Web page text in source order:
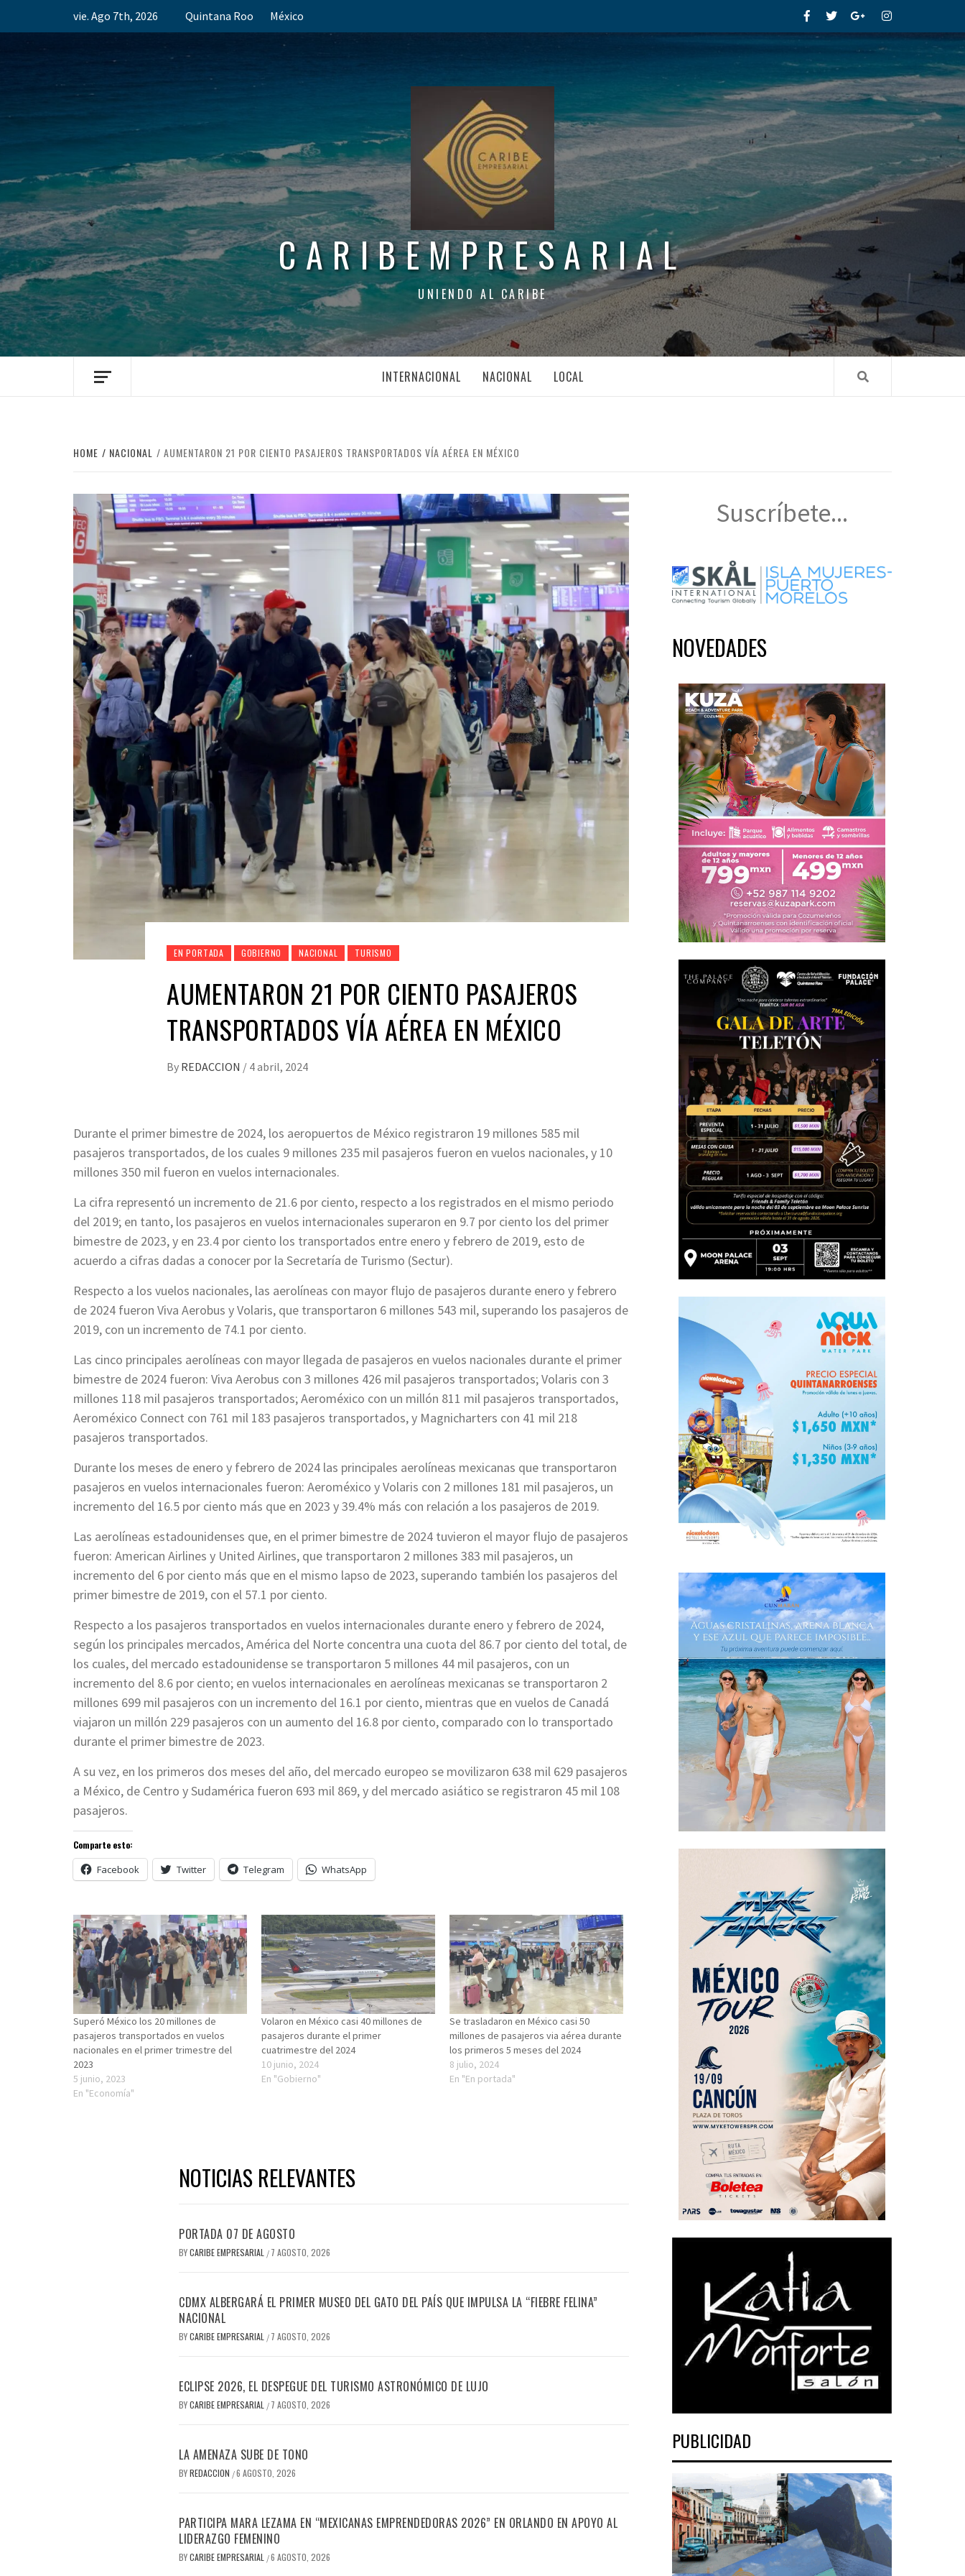
vie. Ago 7th, 2026 Quintana Roo México FacebookTwitterGoogle+Instagram
CARIBEMPRESARIAL
UNIENDO AL CARIBE
INTERNACIONAL NACIONAL LOCAL
HOME NACIONAL AUMENTARON 21 POR CIENTO PASAJEROS TRANSPORTADOS VÍA AÉREA EN MÉXICO
EN PORTADA GOBIERNO NACIONAL TURISMO
AUMENTARON 21 POR CIENTO PASAJEROS
TRANSPORTADOS VÍA AÉREA EN MÉXICO
By REDACCION / 4 abril, 2024
Durante el primer bimestre de 2024, los aeropuertos de México registraron 19 millones 585 mil
pasajeros transportados, de los cuales 9 millones 235 mil pasajeros fueron en vuelos nacionales, y 10
millones 350 mil fueron en vuelos internacionales.
La cifra representó un incremento de 21.6 por ciento, respecto a los registrados en el mismo periodo
del 2019; en tanto, los pasajeros en vuelos internacionales superaron en 9.7 por ciento los del primer
bimestre de 2023, y en 23.4 por ciento los transportados entre enero y febrero de 2019, esto de
acuerdo a cifras dadas a conocer por la Secretaría de Turismo (Sectur).
Respecto a los vuelos nacionales, las aerolíneas con mayor flujo de pasajeros durante enero y febrero
de 2024 fueron Viva Aerobus y Volaris, que transportaron 6 millones 543 mil, superando los pasajeros de
2019, con un incremento de 74.1 por ciento.
Las cinco principales aerolíneas con mayor llegada de pasajeros en vuelos nacionales durante el primer
bimestre de 2024 fueron: Viva Aerobus con 3 millones 426 mil pasajeros transportados; Volaris con 3
millones 118 mil pasajeros transportados; Aeroméxico con un millón 811 mil pasajeros transportados,
Aeroméxico Connect con 761 mil 183 pasajeros transportados, y Magnicharters con 41 mil 218
pasajeros transportados.
Durante los meses de enero y febrero de 2024 las principales aerolíneas mexicanas que transportaron
pasajeros en vuelos internacionales fueron: Aeroméxico y Volaris con 2 millones 181 mil pasajeros, un
incremento del 16.5 por ciento más que en 2023 y 39.4% más con relación a los pasajeros de 2019.
Las aerolíneas estadounidenses que, en el primer bimestre de 2024 tuvieron el mayor flujo de pasajeros
fueron: American Airlines y United Airlines, que transportaron 2 millones 383 mil pasajeros, un
incremento del 6 por ciento más que en el mismo lapso de 2023, superando también los pasajeros del
primer bimestre de 2019, con el 57.1 por ciento.
Respecto a los pasajeros transportados en vuelos internacionales durante enero y febrero de 2024,
según los principales mercados, América del Norte concentra una cuota del 86.7 por ciento del total, de
los cuales, del mercado estadounidense se transportaron 5 millones 44 mil pasajeros, con un
incremento del 8.6 por ciento; en vuelos internacionales en aerolíneas mexicanas se transportaron 2
millones 699 mil pasajeros con un incremento del 16.1 por ciento, mientras que en vuelos de Canadá
viajaron un millón 229 pasajeros con un aumento del 16.8 por ciento, comparado con lo transportado
durante el primer bimestre de 2023.
A su vez, en los primeros dos meses del año, del mercado europeo se movilizaron 638 mil 629 pasajeros
a México, de Centro y Sudamérica fueron 693 mil 869, y del mercado asiático se registraron 45 mil 108
pasajeros.
Comparte esto:
Facebook Twitter Telegram WhatsApp
Superó México los 20 millones de
pasajeros transportados en vuelos
nacionales en el primer trimestre del
2023
5 junio, 2023
En "Economía"
Volaron en México casi 40 millones de
pasajeros durante el primer
cuatrimestre del 2024
10 junio, 2024
En "Gobierno"
Se trasladaron en México casi 50
millones de pasajeros via aérea durante
los primeros 5 meses del 2024
8 julio, 2024
En "En portada"
NOTICIAS RELEVANTES
PORTADA 07 DE AGOSTO
BYCARIBE EMPRESARIAL / 7 AGOSTO, 2026
CDMX ALBERGARÁ EL PRIMER MUSEO DEL GATO DEL PAÍS QUE IMPULSA LA “FIEBRE FELINA”
NACIONAL
BYCARIBE EMPRESARIAL / 7 AGOSTO, 2026
ECLIPSE 2026, EL DESPEGUE DEL TURISMO ASTRONÓMICO DE LUJO
BYCARIBE EMPRESARIAL / 7 AGOSTO, 2026
LA AMENAZA SUBE DE TONO
BYREDACCION /6 AGOSTO, 2026
PARTICIPA MARA LEZAMA EN “MEXICANAS EMPRENDEDORAS 2026” EN ORLANDO EN APOYO AL
LIDERAZGO FEMENINO
BYCARIBE EMPRESARIAL /6 AGOSTO, 2026
Suscríbete...
NOVEDADES
PUBLICIDAD